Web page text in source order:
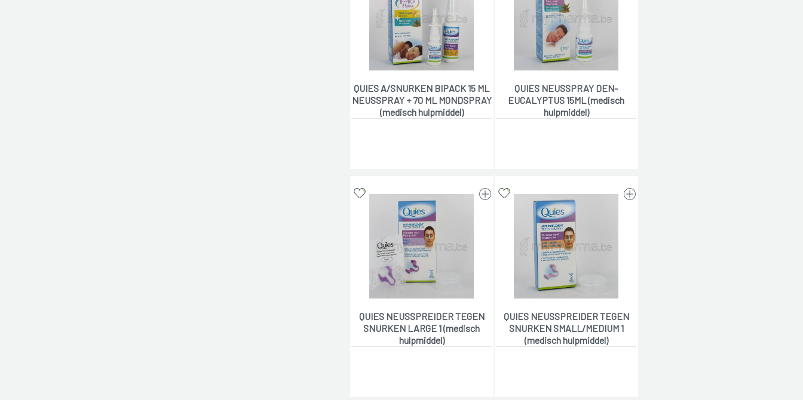
QUIES A/SNURKEN BIPACK 15 ML
NEUSSPRAY + 70 ML MONDSPRAY
(medisch hulpmiddel)
QUIES NEUSSPRAY DEN-
EUCALYPTUS 15ML (medisch
hulpmiddel)
QUIES NEUSSPREIDER TEGEN
SNURKEN LARGE 1 (medisch
hulpmiddel)
QUIES NEUSSPREIDER TEGEN
SNURKEN SMALL/MEDIUM 1
(medisch hulpmiddel)